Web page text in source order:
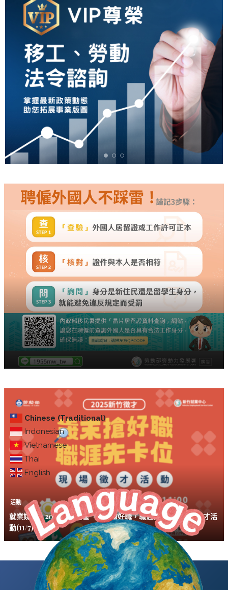
Chinese (Traditional)
Indonesian
Vietnamese
Thai
English
活動
就業媒合｜2025新竹地區「歲末搶好職，職涯先卡位」現場徵才活
動(11/7)